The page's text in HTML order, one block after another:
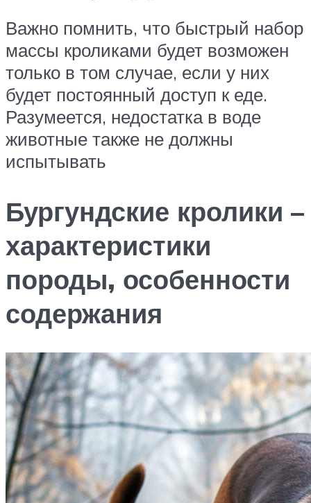
Важно помнить, что быстрый набор
массы кроликами будет возможен
только в том случае, если у них
будет постоянный доступ к еде.
Разумеется, недостатка в воде
животные также не должны
испытывать
Бургундские кролики –
характеристики
породы, особенности
содержания